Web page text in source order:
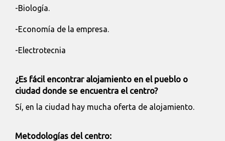
-Biología.
-Economía de la empresa.
-Electrotecnia
¿Es fácil encontrar alojamiento en el pueblo o
ciudad donde se encuentra el centro?
Sí, en la ciudad hay mucha oferta de alojamiento.
Metodologías del centro: